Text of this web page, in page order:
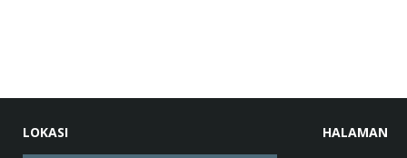
LOKASI HALAMAN